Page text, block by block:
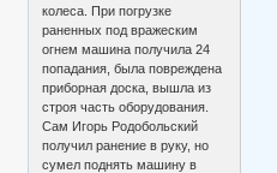
колеса. При погрузке
раненных под вражеским
огнем машина получила 24
попадания, была повреждена
приборная доска, вышла из
строя часть оборудования.
Сам Игорь Родобольский
получил ранение в руку, но
сумел поднять машину в